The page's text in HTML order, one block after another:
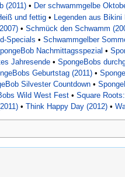
(2011) • Der schwammgelbe
und fettig • Legenden aus
• Schmück den Schwamm
Specials • Schwammgelber
Nachmittagsspezial •
Jahresende • SpongeBobs
Geburtstag (2011) •
Silvester Countdown •
Wild West Fest • Square
• Think Happy Day (2012) •